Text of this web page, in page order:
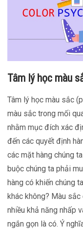
Tâm lý học màu
Tâm lý học màu sắc
màu sắc trong mối
nhằm mục đích xác
đến các quyết định
các mặt hàng chúng
buộc chúng ta phải
hàng có khiến chúng
khác không? Màu
nhiều khả năng nhấp
ngắn gọn là có. Ý